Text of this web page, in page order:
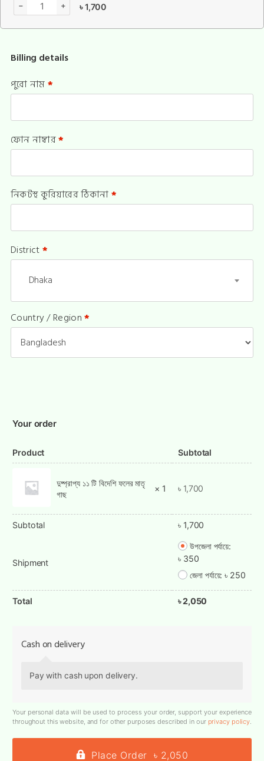
− + ৳1,700
Billing details
পুরো নাম*
ফোন নাম্বার*
নিকটস্থ কুরিয়ারের ঠিকানা*
District*
Dhaka
Country / Region*
Your order
Product Subtotal
দুষ্প্রাপ্য ১১ টি বিদেশি ফলের মাতৃ
গাছ
× 1 ৳ 1,700
Subtotal ৳ 1,700
Shipment
উপজেলা পর্যায়ে:
৳ 350
জেলা পর্যায়ে:৳ 250
Total ৳2,050
Cash on delivery
Pay with cash upon delivery.
Your personal data will be used to process your order, support your experience
throughout this website, and for other purposes described in our privacy policy.
Place Order ৳ 2,050